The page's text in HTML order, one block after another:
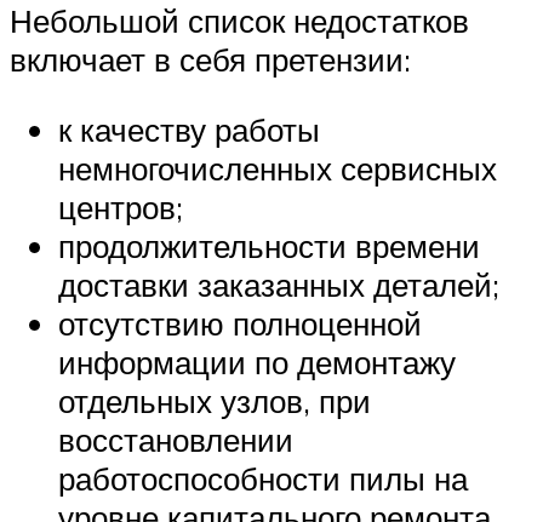
Небольшой список недостатков
включает в себя претензии:
к качеству работы
немногочисленных сервисных
центров;
продолжительности времени
доставки заказанных деталей;
отсутствию полноценной
информации по демонтажу
отдельных узлов, при
восстановлении
работоспособности пилы на